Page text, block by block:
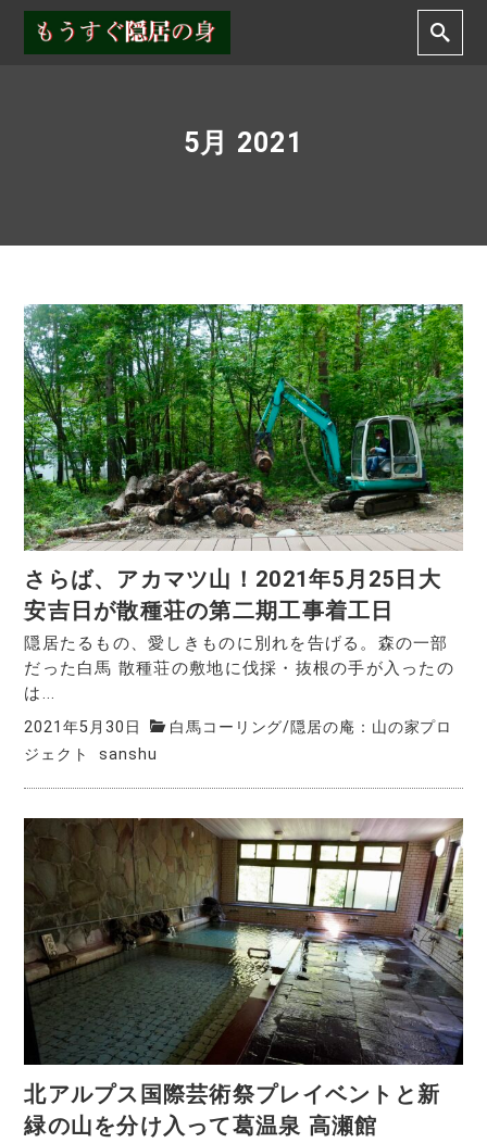
5月 2021
さらば、アカマツ山！2021年5月25日大
安吉日が散種荘の第二期工事着工日
隠居たるもの、愛しきものに別れを告げる。森の一部
だった白馬 散種荘の敷地に伐採・抜根の手が入ったの
は...
2021年5月30日 白馬コーリング/隠居の庵：山の家プロ
ジェクト
sanshu
北アルプス国際芸術祭プレイベントと新
緑の山を分け入って葛温泉 高瀬館